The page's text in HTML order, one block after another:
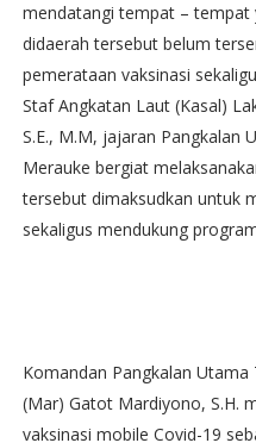
mendatangi tempat – tempat
didaerah tersebut belum
pemerataan vaksinasi
Staf Angkatan Laut (Kasal)
S.E., M.M, jajaran Pangkalan
Merauke bergiat
tersebut dimaksudkan untuk
sekaligus mendukung
Komandan Pangkalan
(Mar) Gatot Mardiyono, S.H.
vaksinasi mobile Covid-19